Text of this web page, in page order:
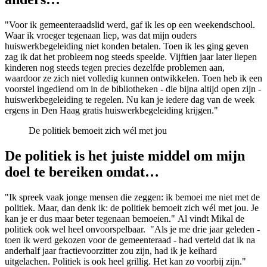
"Voor ik gemeenteraadslid werd, gaf ik les op een weekendschool.
Waar ik vroeger tegenaan liep, was dat mijn ouders
huiswerkbegeleiding niet konden betalen. Toen ik les ging geven
zag ik dat het probleem nog steeds speelde. Vijftien jaar later liepen
kinderen nog steeds tegen precies dezelfde problemen aan,
waardoor ze zich niet volledig kunnen ontwikkelen. Toen heb ik een
voorstel ingediend om in de bibliotheken - die bijna altijd open zijn -
huiswerkbegeleiding te regelen. Nu kan je iedere dag van de week
ergens in Den Haag gratis huiswerkbegeleiding krijgen."
De politiek bemoeit zich wél met jou
De politiek is het juiste middel om mijn
doel te bereiken omdat…
"Ik spreek vaak jonge mensen die zeggen: ik bemoei me niet met de
politiek. Maar, dan denk ik: de politiek bemoeit zich wél met jou. Je
kan je er dus maar beter tegenaan bemoeien." Al vindt Mikal de
politiek ook wel heel onvoorspelbaar. "Als je me drie jaar geleden -
toen ik werd gekozen voor de gemeenteraad - had verteld dat ik na
anderhalf jaar fractievoorzitter zou zijn, had ik je keihard
uitgelachen. Politiek is ook heel grillig. Het kan zo voorbij zijn."